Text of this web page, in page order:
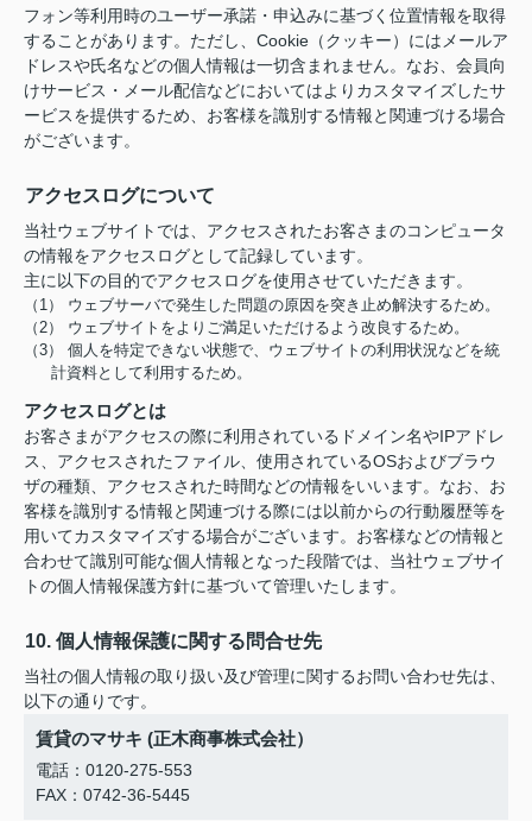
フォン等利用時のユーザー承諾・申込みに基づく位置情報を取得
することがあります。ただし、Cookie（クッキー）にはメールア
ドレスや氏名などの個人情報は一切含まれません。なお、会員向
けサービス・メール配信などにおいてはよりカスタマイズしたサ
ービスを提供するため、お客様を識別する情報と関連づける場合
がございます。
アクセスログについて
当社ウェブサイトでは、アクセスされたお客さまのコンピュータ
の情報をアクセスログとして記録しています。
主に以下の目的でアクセスログを使用させていただきます。
（1） ウェブサーバで発生した問題の原因を突き止め解決するため。
（2） ウェブサイトをよりご満足いただけるよう改良するため。
（3） 個人を特定できない状態で、ウェブサイトの利用状況などを統
計資料として利用するため。
アクセスログとは
お客さまがアクセスの際に利用されているドメイン名やIPアドレ
ス、アクセスされたファイル、使用されているOSおよびブラウ
ザの種類、アクセスされた時間などの情報をいいます。なお、お
客様を識別する情報と関連づける際には以前からの行動履歴等を
用いてカスタマイズする場合がございます。お客様などの情報と
合わせて識別可能な個人情報となった段階では、当社ウェブサイ
トの個人情報保護方針に基づいて管理いたします。
10. 個人情報保護に関する問合せ先
当社の個人情報の取り扱い及び管理に関するお問い合わせ先は、
以下の通りです。
賃貸のマサキ (正木商事株式会社）
電話：0120-275-553
FAX：0742-36-5445